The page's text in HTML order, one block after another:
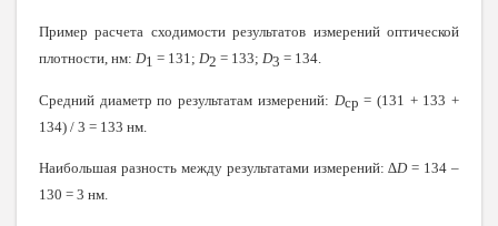
Пример расчета сходимости результатов измерений оптической
плотности, нм: D1 = 131; D2 = 133; D3 = 134.
Средний диаметр по результатам измерений: Dср = (131 + 133 +
134) / 3 = 133 нм.
Наибольшая разность между результатами измерений:∆D = 134 –
130 = 3 нм.